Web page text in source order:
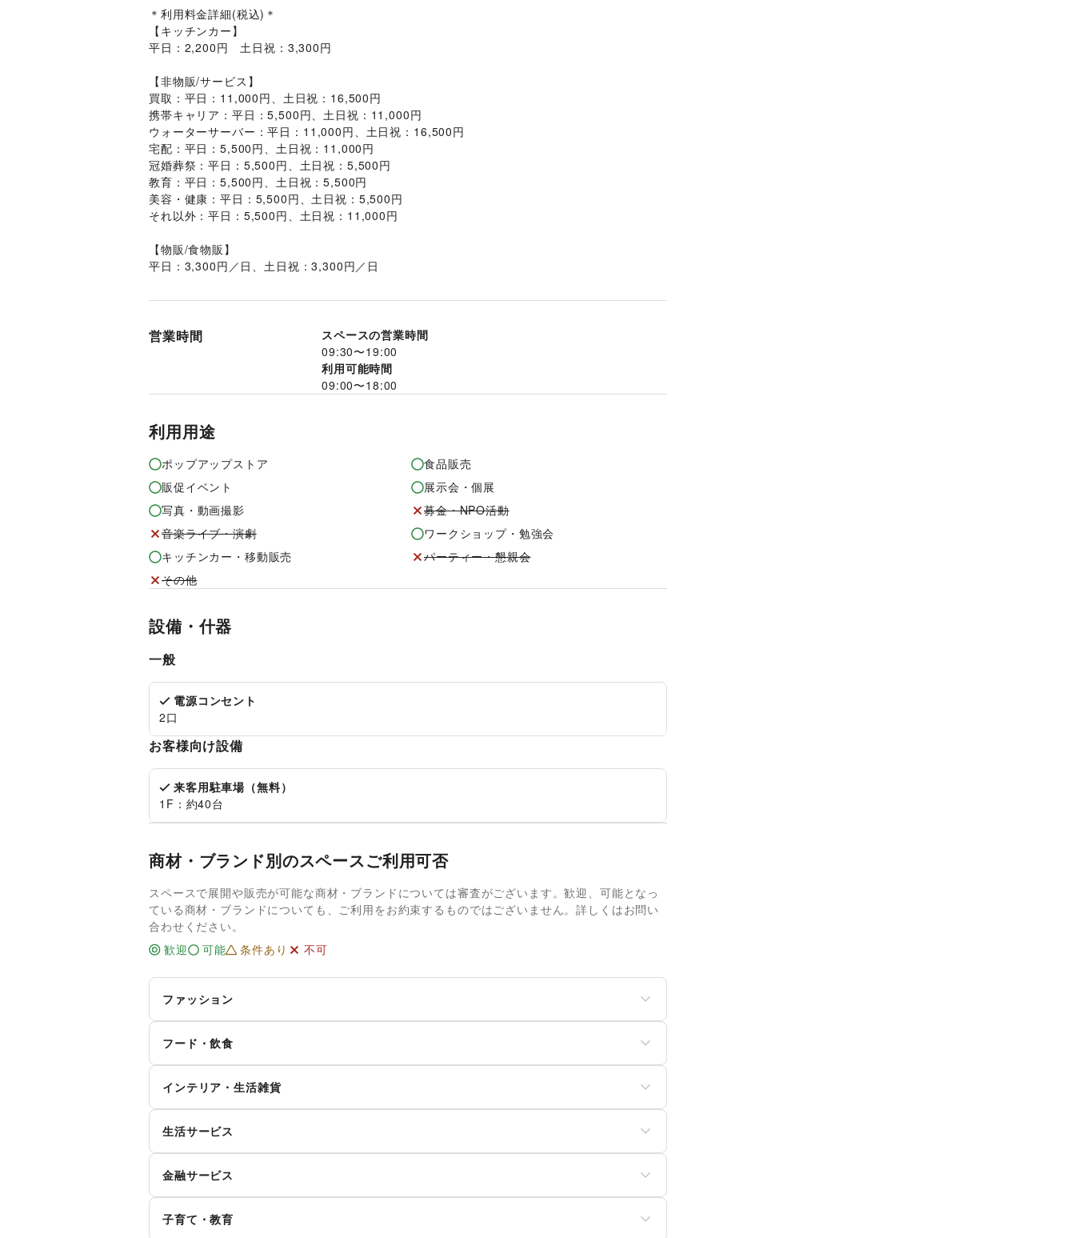
＊利用料金詳細(税込)＊
【キッチンカー】
平日：2,200円　土日祝：3,300円
【非物販/サービス】
買取：平日：11,000円、土日祝：16,500円
携帯キャリア：平日：5,500円、土日祝：11,000円
ウォーターサーバー：平日：11,000円、土日祝：16,500円
宅配：平日：5,500円、土日祝：11,000円
冠婚葬祭：平日：5,500円、土日祝：5,500円
教育：平日：5,500円、土日祝：5,500円
美容・健康：平日：5,500円、土日祝：5,500円
それ以外：平日：5,500円、土日祝：11,000円
【物販/食物販】
平日：3,300円／日、土日祝：3,300円／日
営業時間
スペースの営業時間
09:30〜19:00
利用可能時間
09:00〜18:00
利用用途
ポップアップストア
食品販売
販促イベント
展示会・個展
写真・動画撮影
募金・NPO活動
音楽ライブ・演劇
ワークショップ・勉強会
キッチンカー・移動販売
パーティー・懇親会
その他
設備・什器
一般
電源コンセント
2口
お客様向け設備
来客用駐車場（無料）
1F：約40台
商材・ブランド別のスペースご利用可否
スペースで展開や販売が可能な商材・ブランドについては審査がございます。歓迎、可能となっ
ている商材・ブランドについても、ご利用をお約束するものではございません。詳しくはお問い
合わせください。
歓迎
可能 条件あり 不可
ファッション
インナー・ルームウェア スポーツ
シーズナルウェア ジュエリー・アクセサリー
メガネ・アイウェア
腕時計
その他ファッション
フード・飲食
その他飲料
インテリア・生活雑貨
手芸・ハンドメイド
生活サービス
携帯キャリア・格安SIM
ウォーターサーバー
金融サービス
子育て・教育